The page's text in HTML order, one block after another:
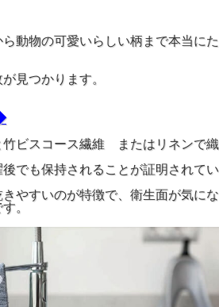
動物の可愛いらしい柄まで本当にた
見つかります。
竹ビスコース繊維 またはリネンで織
でも保持されることが証明されてい
やすいのが特徴で、衛生面が気にな
。